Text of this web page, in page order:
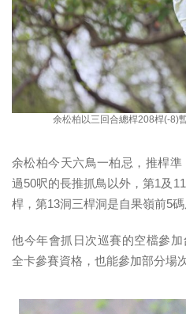
余松柏以三回合總桿208桿(-8)
余松柏今天六鳥一柏忌，推桿
過50呎的長推抓鳥以外，第1及
桿，第13洞三桿洞是自果嶺前5碼
他今年會抓日次巡賽的空檔參
全卡參賽資格，也能參加部分場